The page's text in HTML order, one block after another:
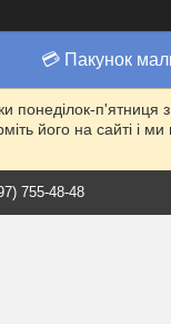
💳 Пакунок
понеділок-
його на сайті
755-48-48